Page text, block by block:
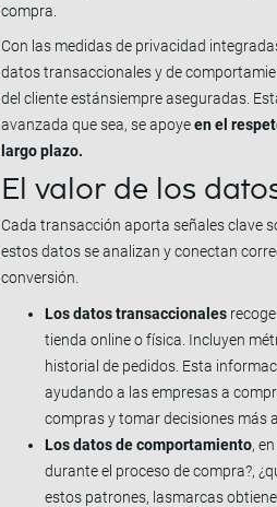
compra.
Con las medidas de privacidad
datos transaccionales y de
del cliente estánsiempre aseguradas.
avanzada que sea, se apoyeen el
largo plazo.
El valor de los
Cada transacción aporta señales clave
estos datos se analizan y conectan
conversión.
Los datos transaccionales
tienda online o física. Incluyen
historial de pedidos. Esta
ayudando a las empresas a
compras y tomar decisiones más
Los datos de comportamiento,
durante el proceso de compra?,
estos patrones, lasmarcas